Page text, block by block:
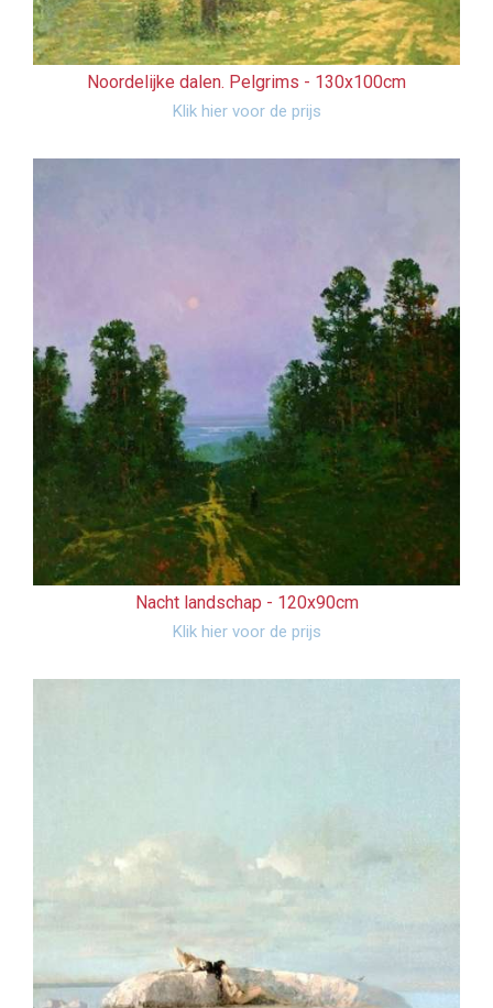
Noordelijke dalen. Pelgrims - 130x100cm
Klik hier voor de prijs
Nacht landschap - 120x90cm
Klik hier voor de prijs